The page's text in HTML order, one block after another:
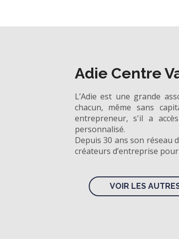
Adie Centre
L’Adie est une grande
chacun, même sans
entrepreneur, s'il a
personnalisé.
Depuis 30 ans son réseau
créateurs d’entreprise
VOIR LES